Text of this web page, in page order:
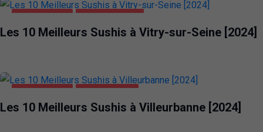
Les 10 Meilleurs Sushis à Vitry-sur-Seine [2024]
Les 10 Meilleurs Sushis à Villeurbanne [2024]